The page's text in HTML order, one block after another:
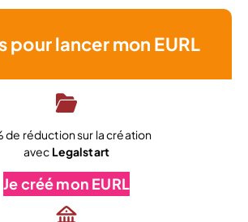
pour lancer mon EURL
de réduction sur la création
avec Legalstart
Je créé mon EURL